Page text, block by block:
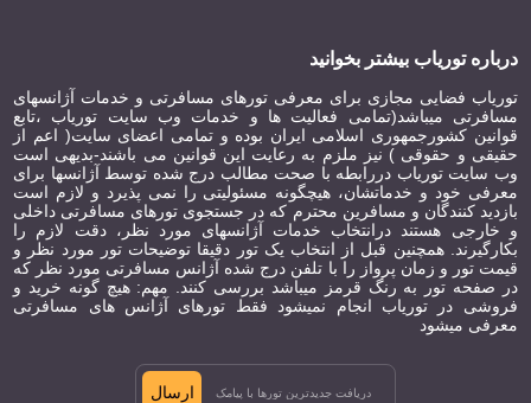
از جو بازارهای محلی ترکیه با مردم محلی لذت ببرید
کالکان آخرین سفر دریایی مدیترانه است.
5 فلات "yayla" که شما فقط باید ببینید!
چاتال هویوک اولین شهر جهان
هفت کوه غیرقابل حذف در ترکیه
چه چیزهایی در ترکیه معروف هستند؟
درباره توریاب بیشتر بخوانید
توریاب فضایی مجازی برای معرفی تورهای مسافرتی و خدمات آژانسهای
مسافرتی میباشد(تمامی فعالیت ها و خدمات وب سایت توریاب ،تابع
قوانین کشورجمهوری اسلامی ایران بوده و تمامی اعضای سایت( اعم از
حقیقی و حقوقی ) نیز ملزم به رعایت این قوانین می باشند-بدیهی است
وب سایت توریاب دررابطه با صحت مطالب درج شده توسط آژانسها برای
معرفی خود و خدماتشان، هیچگونه مسئولیتی را نمی پذیرد و لازم است
بازدید کنندگان و مسافرین محترم که در جستجوی تورهای مسافرتی داخلی
و خارجی هستند درانتخاب خدمات آژانسهای مورد نظر، دقت لازم را
بکارگیرند. همچنین قبل از انتخاب یک تور دقیقا توضیحات تور مورد نظر و
قیمت تور و زمان پرواز را با تلفن درج شده آژانس مسافرتی مورد نظر که
در صفحه تور به رنگ قرمز میباشد بررسی کنند. مهم: هیچ گونه خرید و
فروشی در توریاب انجام نمیشود فقط تورهای آژانس های مسافرتی
معرفی میشود
ارسال